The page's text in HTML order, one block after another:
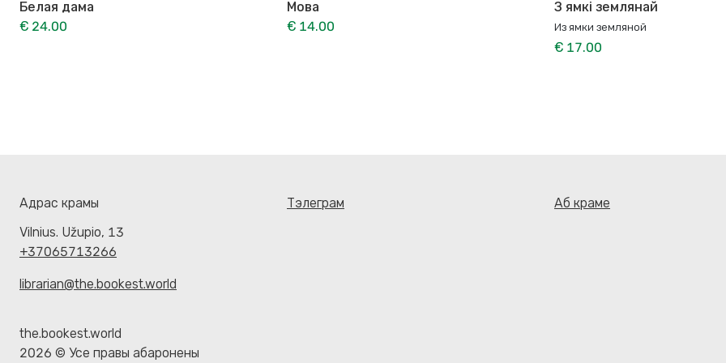
Белая дама
€ 24.00
Мова
€ 14.00
З ямкі землянай
Из ямки земляной
€ 17.00
Адрас крамы
Vilnius. Užupio, 13
+37065713266
librarian@the.bookest.world
Тэлеграм Аб краме
the.bookest.world
2026 © Усе правы абаронены